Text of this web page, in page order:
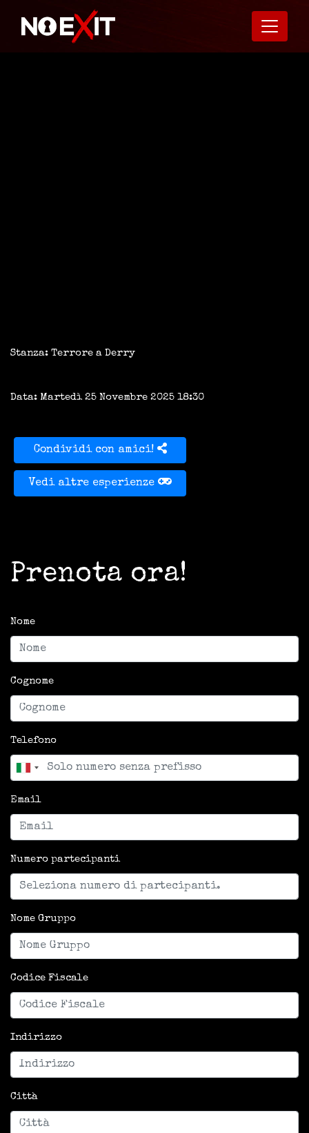
Stanza: Terrore a Derry
Data: Martedì 25 Novembre 2025 18:30
Condividi con amici!
Vedi altre esperienze
Prenota ora!
Nome
Cognome
Telefono
Email
Numero partecipanti
Nome Gruppo
Codice Fiscale
Indirizzo
Città